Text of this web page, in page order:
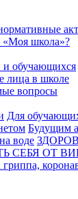
«Моя школа»?
и обучающихся
лица в школе
вопросы
Для
Будущим
воде
СЕБЯ ОТ